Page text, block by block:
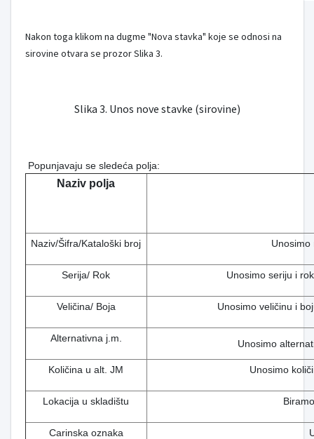
Nakon toga klikom na dugme "Nova stavka" koje se odnosi na
sirovine otvara se prozor Slika 3.
Slika 3. Unos nove stavke (sirovine)
Popunjavaju se sledeća polja:
Naziv polja
Naziv/Šifra/Kataloški broj Unosimo
Serija/ Rok Unosimo seriju i
Veličina/ Boja Unosimo veličinu i
Alternativna j.m. Unosimo
Količina u alt. JM Unosimo
Lokacija u skladištu
Carinska oznaka